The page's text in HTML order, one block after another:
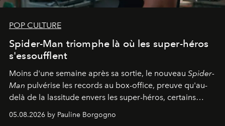
POP CULTURE
Spider-Man triomphe là où les super-héros
s'essoufflent
Moins d'une semaine après sa sortie, le nouveau Spider-
Man pulvérise les records au box-office, preuve qu'au-
delà de la lassitude envers les super-héros, certains
personnages continuent de susciter une ferveur intacte.
05.08.2026 by Pauline Borgogno